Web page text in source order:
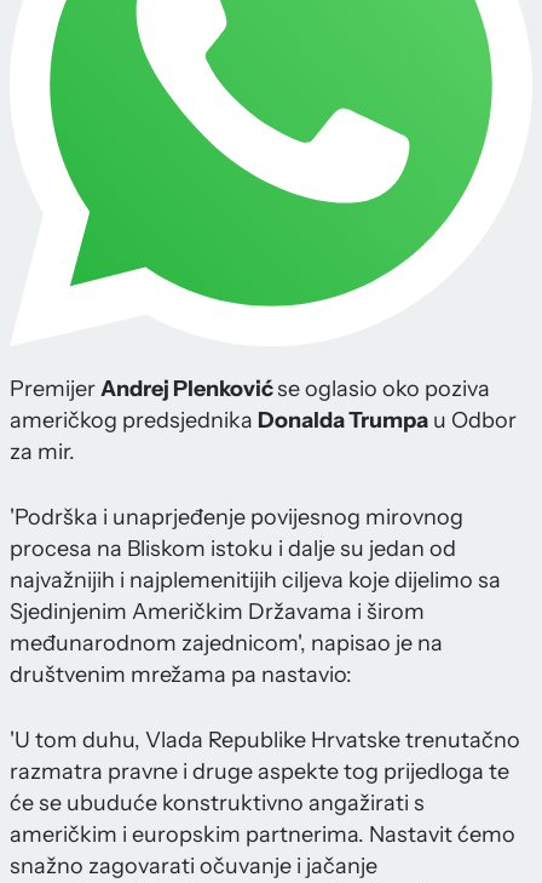
PremijerAndrej Plenkovićse oglasio oko poziva
američkog predsjednika Donalda Trumpa u Odbor
za mir.
'Podrška i unaprjeđenje povijesnog mirovnog
procesa na Bliskom istoku i dalje su jedan od
najvažnijih i najplemenitijih ciljeva koje dijelimo sa
Sjedinjenim Američkim Državama i širom
međunarodnom zajednicom', napisao je na
društvenim mrežama pa nastavio:
'U tom duhu, Vlada Republike Hrvatske trenutačno
razmatra pravne i druge aspekte tog prijedloga te
će se ubuduće konstruktivno angažirati s
američkim i europskim partnerima. Nastavit ćemo
snažno zagovarati očuvanje i jačanje